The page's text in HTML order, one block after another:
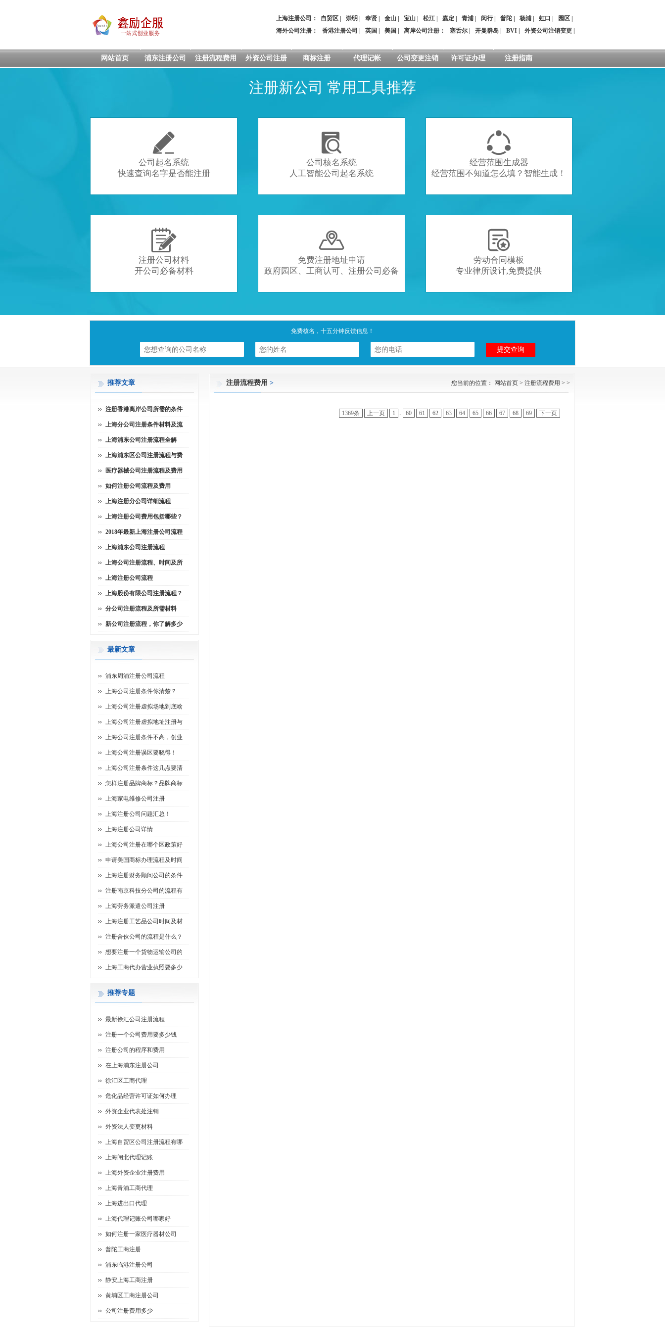
上海注册公司： 自贸区 崇明 奉贤 金山 宝山 松江 嘉定 青浦 闵行| 普陀 杨浦 虹口 园区
海外公司注册：
香港注册公司 英国 美国 离岸公司注册 ： 塞舌尔 开曼群岛 BVI 外资公司注销变更
网站首页 浦东注册公司 注册流程费用 外资公司注册 商标注册 代理记帐 公司变更注销 许可证办理 注册指南
注册新公司 常用工具推荐

公司起名系统
快速查询名字是否能注册

公司核名系统
人工智能公司起名系统

经营范围生成器
经营范围不知道怎么填？智能生成！

注册公司材料
开公司必备材料

免费注册地址申请
政府园区、工商认可、注册公司必备

劳动合同模板
专业律所设计,免费提供
免费核名，十五分钟反馈信息！
注册流程费用 > 您当前的位置： 网站首页 > 注册流程费用 > >
1369条 上一页 1 .. 60 61 62 63 64 65 66 67 68 69 下一页
推荐文章
注册香港离岸公司所需的条件
上海分公司注册条件材料及流
上海浦东公司注册流程全解
上海浦东区公司注册流程与费
医疗器械公司注册流程及费用
如何注册公司流程及费用
上海注册分公司详细流程
上海注册公司费用包括哪些？
2018年最新上海注册公司流程
上海浦东公司注册流程
上海公司注册流程、时间及所
上海注册公司流程
上海股份有限公司注册流程？
分公司注册流程及所需材料
新公司注册流程，你了解多少
最新文章
浦东周浦注册公司流程
上海公司注册条件你清楚？
上海公司注册虚拟场地到底啥
上海公司注册虚拟地址注册与
上海公司注册条件不高，创业
上海公司注册误区要晓得！
上海公司注册条件这几点要清
怎样注册品牌商标？品牌商标
上海家电维修公司注册
上海注册公司问题汇总！
上海注册公司详情
上海公司注册在哪个区政策好
申请美国商标办理流程及时间
上海注册财务顾问公司的条件
注册南京科技分公司的流程有
上海劳务派遣公司注册
上海注册工艺品公司时间及材
注册合伙公司的流程是什么？
想要注册一个货物运输公司的
上海工商代办营业执照要多少
推荐专题
最新徐汇公司注册流程
注册一个公司费用要多少钱
注册公司的程序和费用
在上海浦东注册公司
徐汇区工商代理
危化品经营许可证如何办理
外资企业代表处注销
外资法人变更材料
上海自贸区公司注册流程有哪
上海闸北代理记账
上海外资企业注册费用
上海青浦工商代理
上海进出口代理
上海代理记账公司哪家好
如何注册一家医疗器材公司
普陀工商注册
浦东临港注册公司
静安上海工商注册
黄埔区工商注册公司
公司注册费用多少